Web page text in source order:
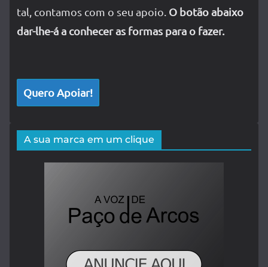
tal, contamos com o seu apoio. O botão abaixo
dar-lhe-á a conhecer as formas para o fazer.
Quero Apoiar!
A sua marca em um clique